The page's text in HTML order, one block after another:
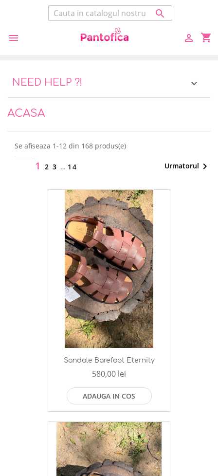

 shopping_cart

NEED HELP ?! 
ACASA
Se afiseaza 1-12 din 168 produs(e)
1 2 3 … 14 Urmatorul 
Sandale Barefoot Eternity
580,00 lei
ADAUGA IN COS